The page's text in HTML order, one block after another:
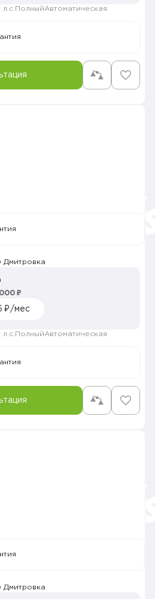
л.с. ПолныйАвтоматическая
₽
₽/мес
л.с. ПолныйАвтоматическая